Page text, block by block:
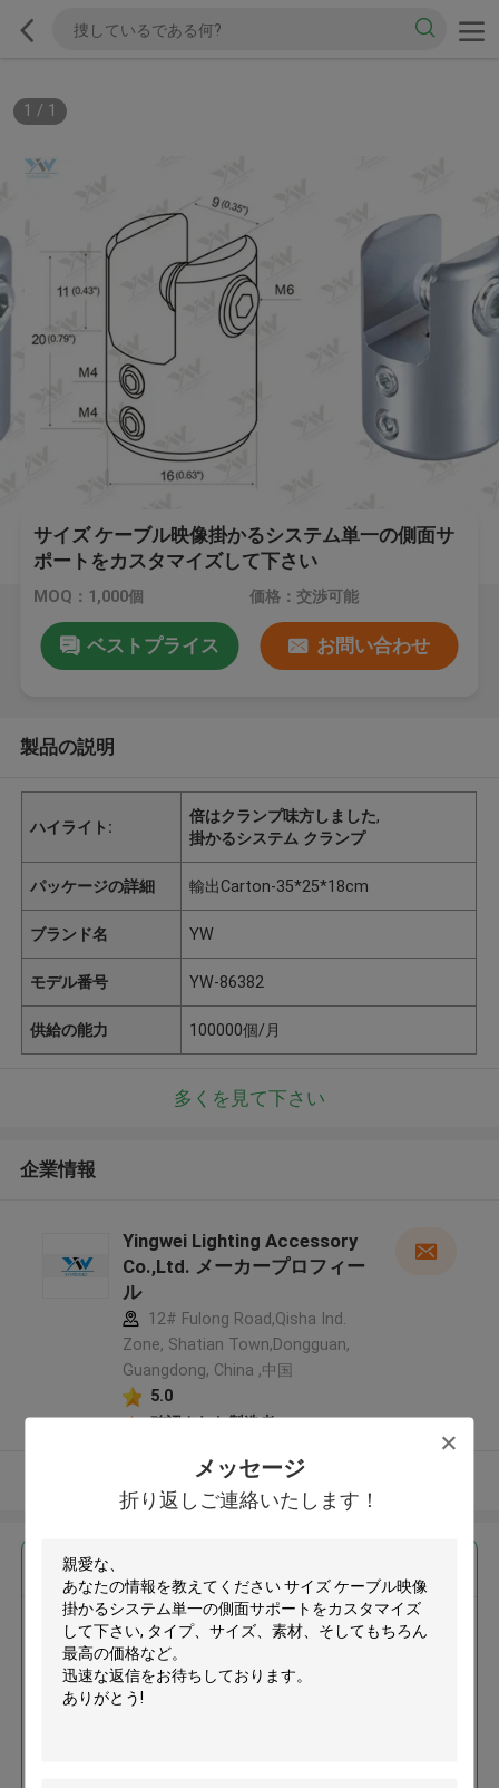
メッセージ
折り返しご連絡いたします！
1 / 1
サイズ ケーブル映像掛かるシステム単一の側面サ
ポートをカスタマイズして下さい
MOQ：1,000個 価格：交渉可能
ベストプライス お問い合わせ
製品の説明
ハイライト:
倍はクランプ味方しました,
掛かるシステム クランプ
パッケージの詳細 輸出Carton-35*25*18cm
ブランド名 YW
モデル番号 YW-86382
供給の能力 100000個/月
多くを見て下さい
企業情報
Yingwei Lighting Accessory
Co.,Ltd. メーカープロフィー
ル
12# Fulong Road,Qisha Ind.
Zone, Shatian Town,Dongguan,
Guangdong, China ,中国
5.0
確認された製造者
多くを見て下さい
サイズ ケーブル映像掛かるシス
タマイズして下さい